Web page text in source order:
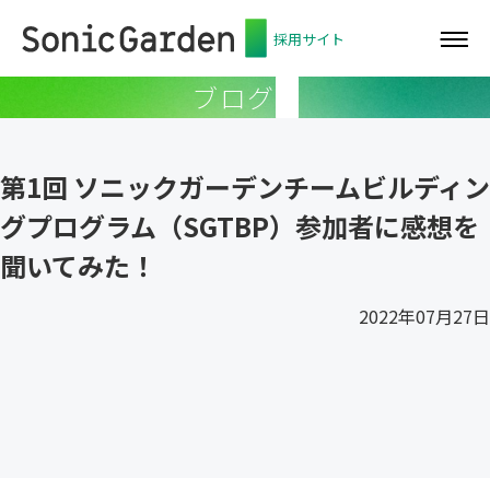
採用サイト
ブログ
第1回 ソニックガーデンチームビルディン
グプログラム（SGTBP）参加者に感想を
聞いてみた！
2022年07月27日